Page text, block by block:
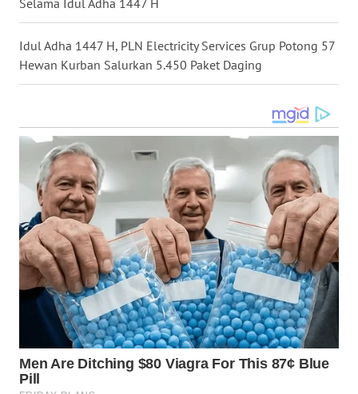
Idul Adha 1447 H, PLN Electricity Services Grup Potong 57
Hewan Kurban Salurkan 5.450 Paket Daging
MALUKU
WN
WN
DAIRI
WN
DANAU
TOBA
WN
NIAS
LANGKAT